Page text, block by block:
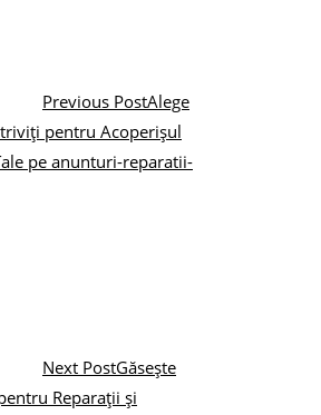
Previous PostAlege
pentru Acoperișul
pe anunturi-reparatii-
Next PostGăsește
Reparații și